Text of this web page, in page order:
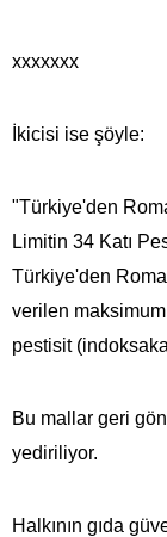
xxxxxxx
İkicisi ise şöyle:
"Türkiye'den
Limitin 34 Katı
Türkiye'den
verilen maksimum
pestisit
Bu mallar geri
yediriliyor.
Halkının gıda